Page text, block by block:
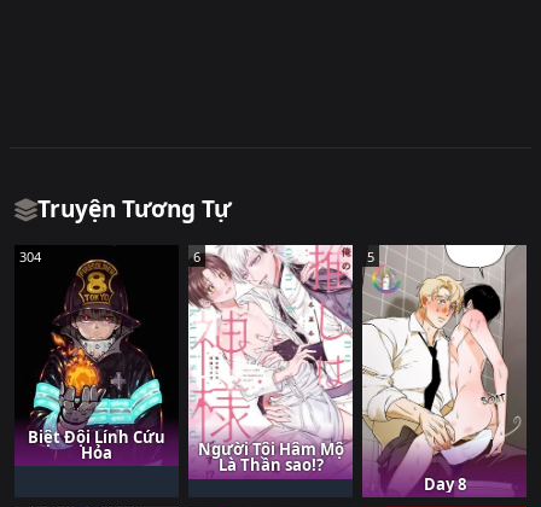
Truyện Tương Tự
304
Biệt Đội Lính Cứu
Hỏa
6
Người Tôi Hâm Mộ
Là Thần sao!?
5
Day 8